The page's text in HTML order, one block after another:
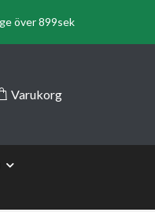
över 899sek
Varukorg